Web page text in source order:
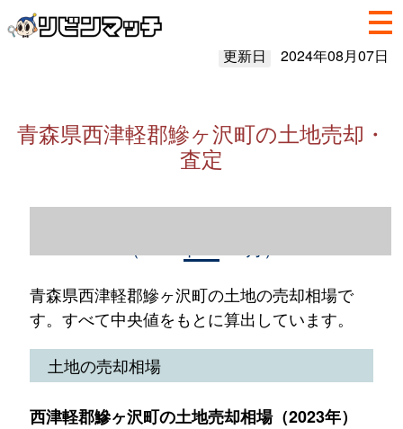
更新日 2024年08月07日
青森県西津軽郡鰺ヶ沢町の土地売却・
査定
青森県西津軽郡鰺ヶ沢町の土地の売却相場で
す。すべて中央値をもとに算出しています。
土地の売却相場
西津軽郡鰺ヶ沢町の土地売却相場（2023年）